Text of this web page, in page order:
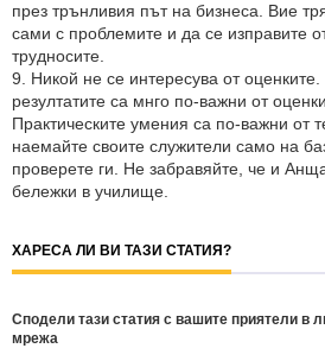
през трънливия път на бизнеса. Вие
сами с проблемите и да се изправите
трудносите.
9. Никой не се интересува от
резултатите са мнго по-важни от
Практическите умения са по-важни от
наемайте своите служители само на
проверете ги. Не забравяйте, че и
бележки в училище.
ХАРЕСА ЛИ ВИ ТАЗИ СТАТИЯ?
Сподели тази статия с вашите приятели в
мрежа